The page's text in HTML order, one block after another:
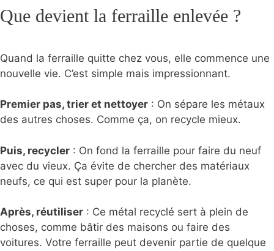
Que devient la ferraille enlevée ?
Quand la ferraille quitte chez vous, elle commence une
nouvelle vie. C’est simple mais impressionnant.
Premier pas, trier et nettoyer : On sépare les métaux
des autres choses. Comme ça, on recycle mieux.
Puis, recycler : On fond la ferraille pour faire du neuf
avec du vieux. Ça évite de chercher des matériaux
neufs, ce qui est super pour la planète.
Après, réutiliser : Ce métal recyclé sert à plein de
choses, comme bâtir des maisons ou faire des
voitures. Votre ferraille peut devenir partie de quelque